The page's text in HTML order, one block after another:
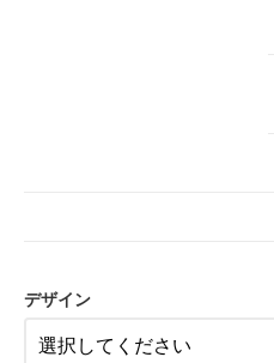
デザイン